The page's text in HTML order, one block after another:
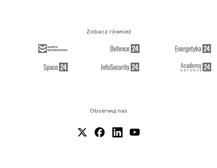
Obserwuj nas
Zobacz również